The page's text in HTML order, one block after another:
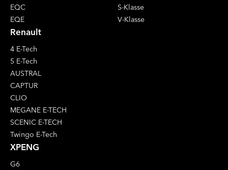
EQC
EQE
S-Klasse
V-Klasse
Renault
4 E-Tech
5 E-Tech
AUSTRAL
CAPTUR
CLIO
MEGANE E-TECH
SCENIC E-TECH
Twingo E-Tech
XPENG
G6